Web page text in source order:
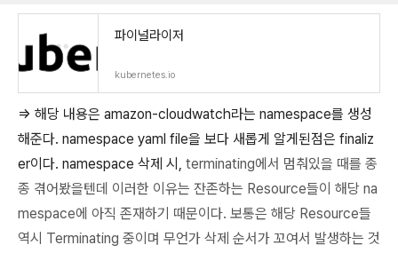
파이널라이저
kubernetes.io
=> 해당 내용은 amazon-cloudwatch라는 namespace를 생성
해준다. namespace yaml file을 보다 새롭게 알게된점은 finaliz
er이다. namespace 삭제 시, terminating에서 멈춰있을 때를 종
종 겪어봤을텐데 이러한 이유는 잔존하는 Resource들이 해당 na
mespace에 아직 존재하기 때문이다. 보통은 해당 Resource들
역시 Terminating 중이며 무언가 삭제 순서가 꼬여서 발생하는 것